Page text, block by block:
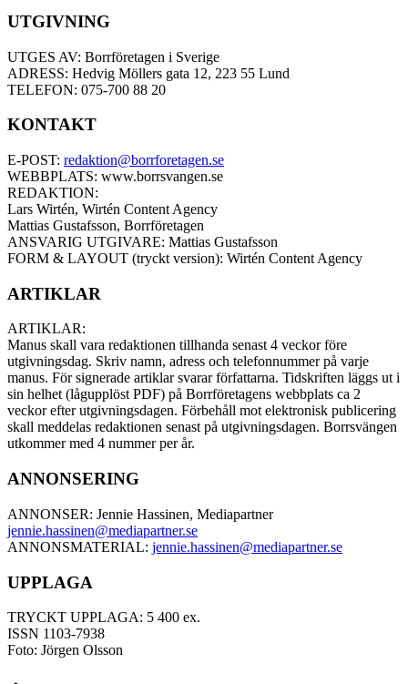
UTGIVNING
UTGES AV: Borrföretagen i Sverige
ADRESS: Hedvig Möllers gata 12, 223 55 Lund
TELEFON: 075-700 88 20
KONTAKT
E-POST: redaktion@borrforetagen.se
WEBBPLATS: www.borrsvangen.se
REDAKTION:
Lars Wirtén, Wirtén Content Agency
Mattias Gustafsson, Borrföretagen
ANSVARIG UTGIVARE: Mattias Gustafsson
FORM & LAYOUT (tryckt version): Wirtén Content Agency
ARTIKLAR
ARTIKLAR:
Manus skall vara redaktionen tillhanda senast 4 veckor före
utgivningsdag. Skriv namn, adress och telefonnummer på varje
manus. För signerade artiklar svarar författarna. Tidskriften läggs ut i
sin helhet (lågupplöst PDF) på Borrföretagens webbplats ca 2
veckor efter utgivningsdagen. Förbehåll mot elektronisk publicering
skall meddelas redaktionen senast på utgivningsdagen. Borrsvängen
utkommer med 4 nummer per år.
ANNONSERING
ANNONSER: Jennie Hassinen, Mediapartner
jennie.hassinen@mediapartner.se
ANNONSMATERIAL: jennie.hassinen@mediapartner.se
UPPLAGA
TRYCKT UPPLAGA: 5 400 ex.
ISSN 1103-7938
Foto: Jörgen Olsson